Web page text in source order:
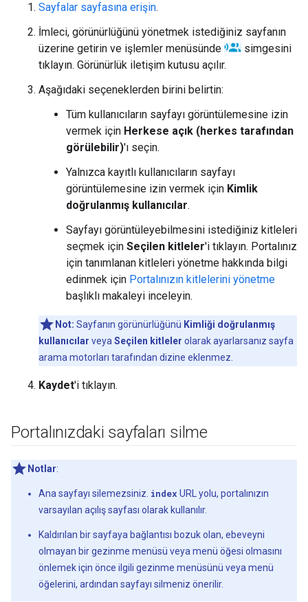
Sayfalar sayfasına erişin.
İmleci, görünürlüğünü yönetmek istediğiniz sayfanın
üzerine getirin ve işlemler menüsünde
simgesini
tıklayın. Görünürlük iletişim kutusu açılır.
Aşağıdaki seçeneklerden birini belirtin:
Tüm kullanıcıların sayfayı görüntülemesine izin
vermek için Herkese açık (herkes tarafından
görülebilir)'ı seçin.
Yalnızca kayıtlı kullanıcıların sayfayı
görüntülemesine izin vermek için Kimlik
doğrulanmış kullanıcılar.
Sayfayı görüntüleyebilmesini istediğiniz kitleleri
seçmek için Seçilen kitleler'i tıklayın. Portalınız
için tanımlanan kitleleri yönetme hakkında bilgi
edinmek için Portalınızın kitlelerini yönetme
başlıklı makaleyi inceleyin.
Not: Sayfanın görünürlüğünü Kimliği doğrulanmış
kullanıcılar veyaSeçilen kitleler olarak ayarlarsanız sayfa
arama motorları tarafından dizine eklenmez.
Kaydet'i tıklayın.
Portalınızdaki sayfaları silme
Notlar:
Ana sayfayı silemezsiniz. index URL yolu, portalınızın
varsayılan açılış sayfası olarak kullanılır.
Kaldırılan bir sayfaya bağlantısı bozuk olan, ebeveyni
olmayan bir gezinme menüsü veya menü öğesi olmasını
önlemek için önce ilgili gezinme menüsünü veya menü
öğelerini, ardından sayfayı silmeniz önerilir.